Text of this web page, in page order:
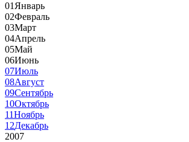
01 Январь
02Февраль
03Март
04Апрель
05Май
06Июнь
07Июль
08Август
09Сентябрь
10Октябрь
11Ноябрь
12Декабрь
2007